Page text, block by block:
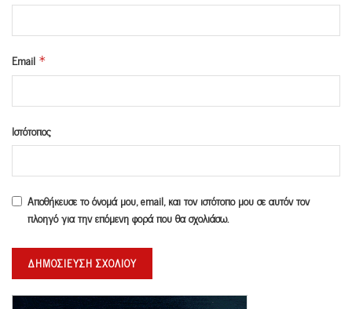
Email *
Ιστότοπος
Αποθήκευσε το όνομά μου, email, και τον ιστότοπο μου σε αυτόν τον
πλοηγό για την επόμενη φορά που θα σχολιάσω.